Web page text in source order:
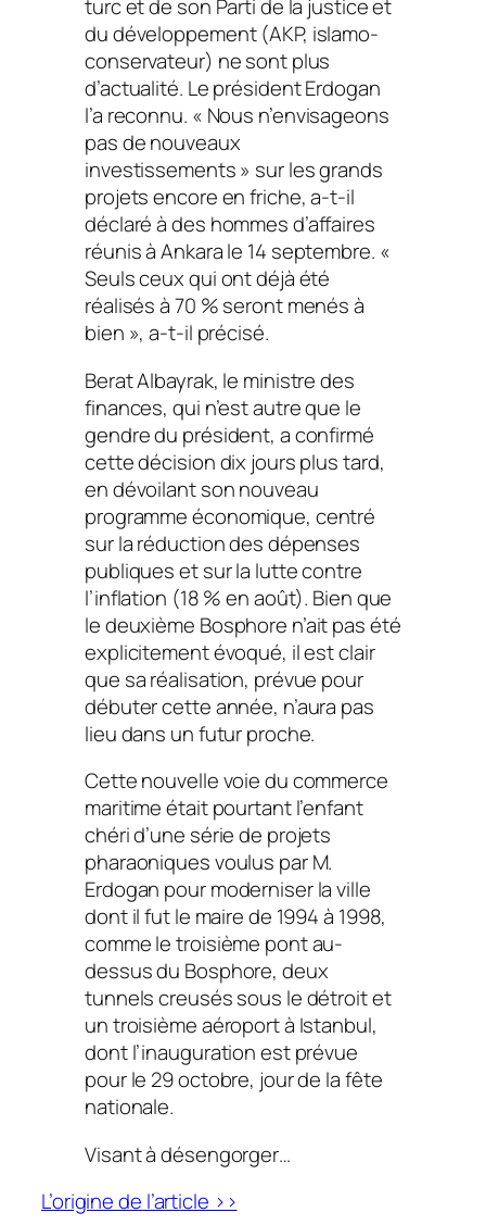
turc et de son Parti de la justice et
du développement (AKP, islamo-
conservateur) ne sont plus
d’actualité. Le président Erdogan
l’a reconnu. « Nous n’envisageons
pas de nouveaux
investissements » sur les grands
projets encore en friche, a-t-il
déclaré à des hommes d’affaires
réunis à Ankara le 14 septembre. «
Seuls ceux qui ont déjà été
réalisés à 70 % seront menés à
bien », a-t-il précisé.
Berat Albayrak, le ministre des
finances, qui n’est autre que le
gendre du président, a confirmé
cette décision dix jours plus tard,
en dévoilant son nouveau
programme économique, centré
sur la réduction des dépenses
publiques et sur la lutte contre
l’inflation (18 % en août). Bien que
le deuxième Bosphore n’ait pas été
explicitement évoqué, il est clair
que sa réalisation, prévue pour
débuter cette année, n’aura pas
lieu dans un futur proche.
Cette nouvelle voie du commerce
maritime était pourtant l’enfant
chéri d’une série de projets
pharaoniques voulus par M.
Erdogan pour moderniser la ville
dont il fut le maire de 1994 à 1998,
comme le troisième pont au-
dessus du Bosphore, deux
tunnels creusés sous le détroit et
un troisième aéroport à Istanbul,
dont l’inauguration est prévue
pour le 29 octobre, jour de la fête
nationale.
Visant à désengorger…
L’origine de l’article >>